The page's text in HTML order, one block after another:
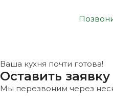
Ваша кухня почти готова!
Оставить заявку
Мы перезвоним через